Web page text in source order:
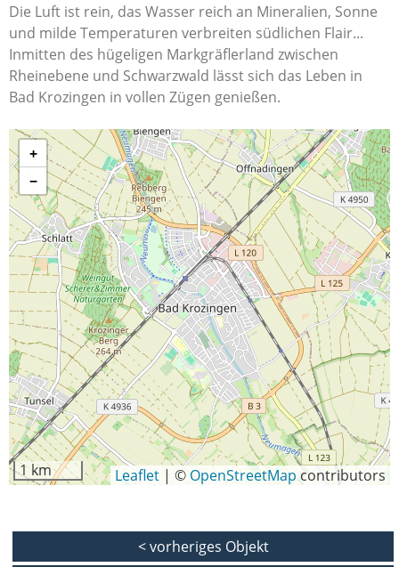
Die Luft ist rein, das Wasser reich an Mineralien, Sonne
und milde Temperaturen verbreiten südlichen Flair...
Inmitten des hügeligen Markgräflerland zwischen
Rheinebene und Schwarzwald lässt sich das Leben in
Bad Krozingen in vollen Zügen genießen.
+
−
1 km Leaflet | © OpenStreetMapcontributors
< vorheriges Objekt